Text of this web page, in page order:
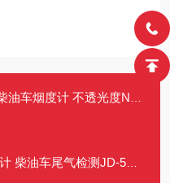
不透光度N光吸收系数K检测 蓝牙打印
测JD-5YX 支持GB3847/GB36886标准